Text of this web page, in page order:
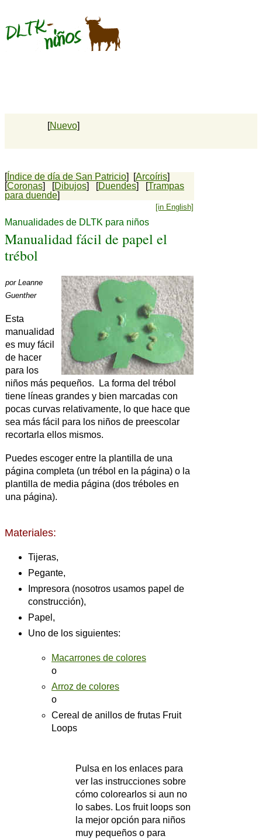
[Nuevo]
[Índice de día de San Patricio] [Arcoíris]
[Coronas] [Dibujos] [Duendes] [Trampas
para duende]
[in English]
Manualidades de DLTK para niños
Manualidad fácil de papel el
trébol
por Leanne
Guenther
Esta
manualidad
es muy fácil
de hacer
para los
niños más pequeños. La forma del trébol
tiene líneas grandes y bien marcadas con
pocas curvas relativamente, lo que hace que
sea más fácil para los niños de preescolar
recortarla ellos mismos.
Puedes escoger entre la plantilla de una
página completa (un trébol en la página) o la
plantilla de media página (dos tréboles en
una página).
Materiales:
Tijeras,
Pegante,
Impresora (nosotros usamos papel de
construcción),
Papel,
Uno de los siguientes:
Macarrones de colores
o
Arroz de colores
o
Cereal de anillos de frutas Fruit
Loops
Pulsa en los enlaces para
ver las instrucciones sobre
cómo colorearlos si aun no
lo sabes. Los fruit loops son
la mejor opción para niños
muy pequeños o para